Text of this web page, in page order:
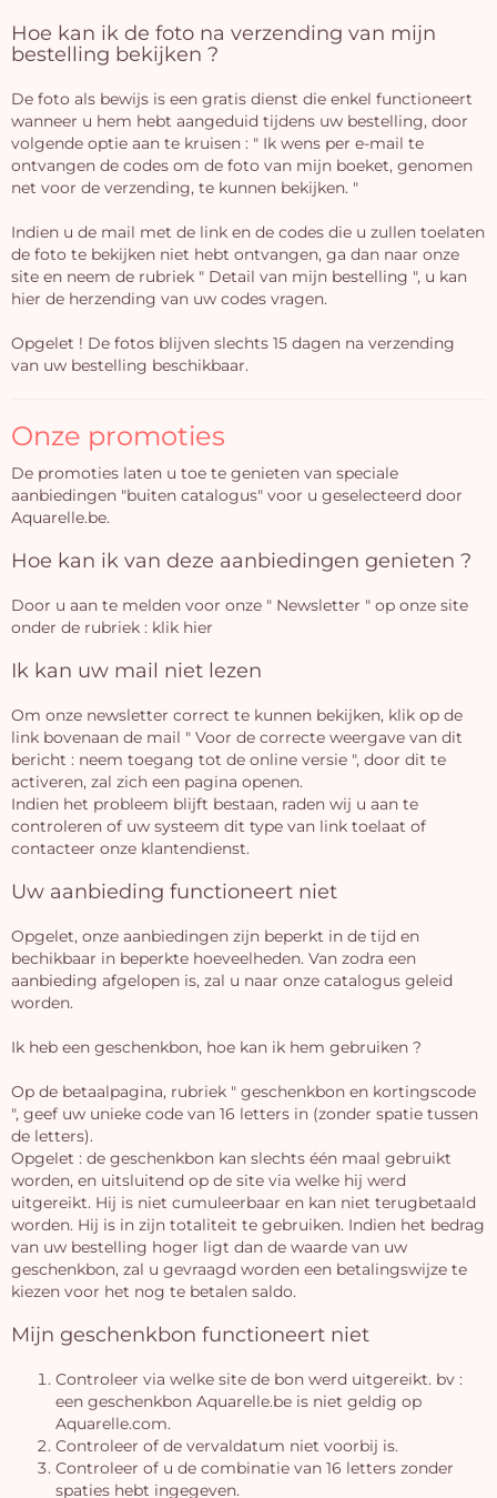
Hoe kan ik de foto na verzending van mijn
bestelling bekijken ?
De foto als bewijs is een gratis dienst die enkel functioneert
wanneer u hem hebt aangeduid tijdens uw bestelling, door
volgende optie aan te kruisen : " Ik wens per e-mail te
ontvangen de codes om de foto van mijn boeket, genomen
net voor de verzending, te kunnen bekijken. "
Indien u de mail met de link en de codes die u zullen toelaten
de foto te bekijken niet hebt ontvangen, ga dan naar onze
site en neem de rubriek " Detail van mijn bestelling ", u kan
hier de herzending van uw codes vragen.
Opgelet ! De fotos blijven slechts 15 dagen na verzending
van uw bestelling beschikbaar.
Onze promoties
De promoties laten u toe te genieten van speciale
aanbiedingen "buiten catalogus" voor u geselecteerd door
Aquarelle.be.
Hoe kan ik van deze aanbiedingen genieten ?
Door u aan te melden voor onze " Newsletter " op onze site
onder de rubriek : klik hier
Ik kan uw mail niet lezen
Om onze newsletter correct te kunnen bekijken, klik op de
link bovenaan de mail " Voor de correcte weergave van dit
bericht : neem toegang tot de online versie ", door dit te
activeren, zal zich een pagina openen.
Indien het probleem blijft bestaan, raden wij u aan te
controleren of uw systeem dit type van link toelaat of
contacteer onze klantendienst.
Uw aanbieding functioneert niet
Opgelet, onze aanbiedingen zijn beperkt in de tijd en
bechikbaar in beperkte hoeveelheden. Van zodra een
aanbieding afgelopen is, zal u naar onze catalogus geleid
worden.
Ik heb een geschenkbon, hoe kan ik hem gebruiken ?
Op de betaalpagina, rubriek " geschenkbon en kortingscode
", geef uw unieke code van 16 letters in (zonder spatie tussen
de letters).
Opgelet : de geschenkbon kan slechts één maal gebruikt
worden, en uitsluitend op de site via welke hij werd
uitgereikt. Hij is niet cumuleerbaar en kan niet terugbetaald
worden. Hij is in zijn totaliteit te gebruiken. Indien het bedrag
van uw bestelling hoger ligt dan de waarde van uw
geschenkbon, zal u gevraagd worden een betalingswijze te
kiezen voor het nog te betalen saldo.
Mijn geschenkbon functioneert niet
Controleer via welke site de bon werd uitgereikt. bv :
een geschenkbon Aquarelle.be is niet geldig op
Aquarelle.com.
Controleer of de vervaldatum niet voorbij is.
Controleer of u de combinatie van 16 letters zonder
spaties hebt ingegeven.